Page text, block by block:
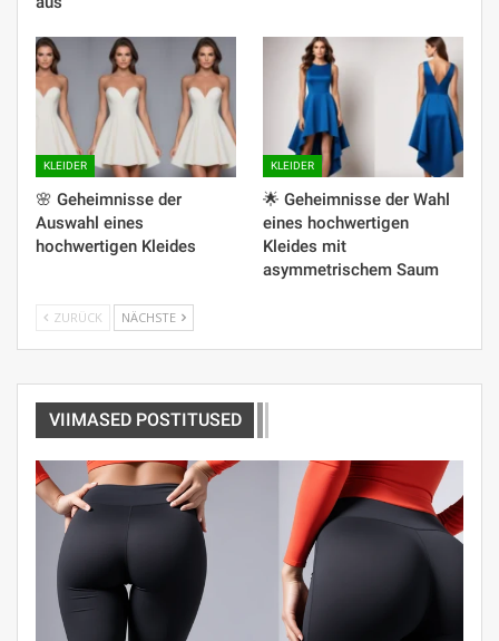
KLEIDER
🌸 Geheimnisse der
Auswahl eines
hochwertigen Kleides
KLEIDER
🌟 Geheimnisse der Wahl
eines hochwertigen
Kleides mit
asymmetrischem Saum
ZURÜCK NÄCHSTE
VIIMASED POSTITUSED